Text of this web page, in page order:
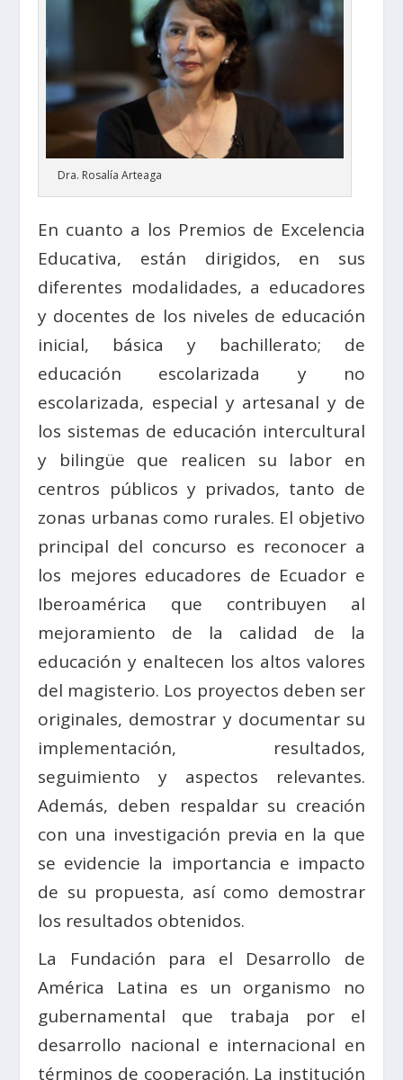
Dra. Rosalía Arteaga
En cuanto a los Premios de Excelencia
Educativa, están dirigidos, en sus
diferentes modalidades, a educadores
y docentes de los niveles de educación
inicial, básica y bachillerato; de
educación escolarizada y no
escolarizada, especial y artesanal y de
los sistemas de educación intercultural
y bilingüe que realicen su labor en
centros públicos y privados, tanto de
zonas urbanas como rurales. El objetivo
principal del concurso es reconocer a
los mejores educadores de Ecuador e
Iberoamérica que contribuyen al
mejoramiento de la calidad de la
educación y enaltecen los altos valores
del magisterio. Los proyectos deben ser
originales, demostrar y documentar su
implementación, resultados,
seguimiento y aspectos relevantes.
Además, deben respaldar su creación
con una investigación previa en la que
se evidencie la importancia e impacto
de su propuesta, así como demostrar
los resultados obtenidos.
La Fundación para el Desarrollo de
América Latina es un organismo no
gubernamental que trabaja por el
desarrollo nacional e internacional en
términos de cooperación. La institución